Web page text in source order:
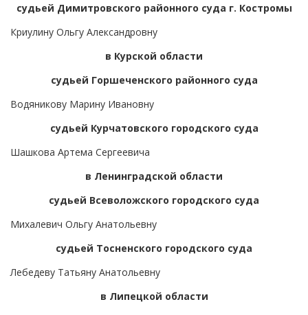
судьей Димитровского районного суда г. Костромы
Криулину Ольгу Александровну
в Курской области
судьей Горшеченского районного суда
Водяникову Марину Ивановну
судьей Курчатовского городского суда
Шашкова Артема Сергеевича
в Ленинградской области
судьей Всеволожского городского суда
Михалевич Ольгу Анатольевну
судьей Тосненского городского суда
Лебедеву Татьяну Анатольевну
в Липецкой области